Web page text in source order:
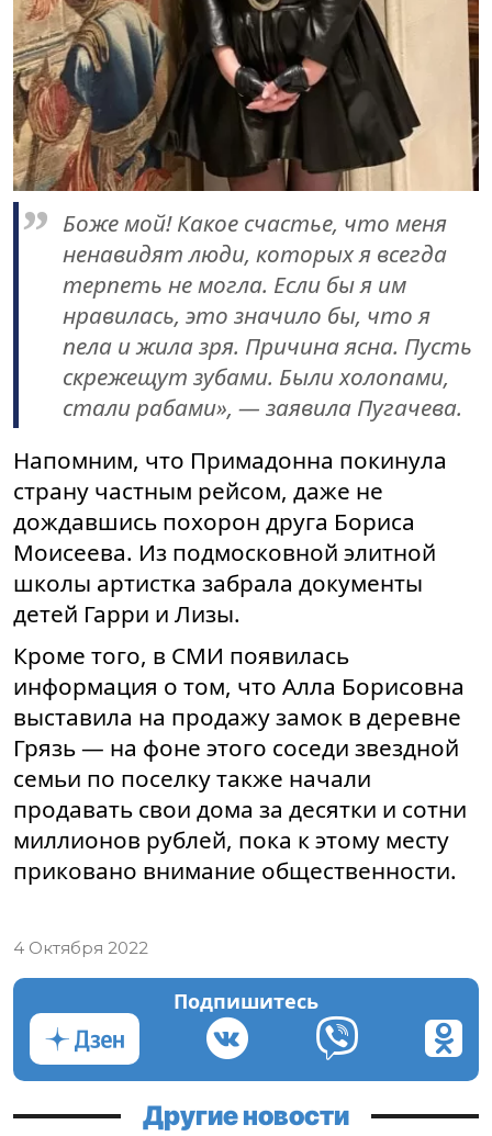
Боже мой! Какое счастье, что меня
ненавидят люди, которых я всегда
терпеть не могла. Если бы я им
нравилась, это значило бы, что я
пела и жила зря. Причина ясна. Пусть
скрежещут зубами. Были холопами,
стали рабами», — заявила Пугачева.
Напомним, что Примадонна покинула
страну частным рейсом, даже не
дождавшись похорон друга Бориса
Моисеева. Из подмосковной элитной
школы артистка забрала документы
детей Гарри и Лизы.
Кроме того, в СМИ появилась
информация о том, что Алла Борисовна
выставила на продажу замок в деревне
Грязь — на фоне этого соседи звездной
семьи по поселку также начали
продавать свои дома за десятки и сотни
миллионов рублей, пока к этому месту
приковано внимание общественности.
4 Октября 2022
Подпишитесь
Другие новости